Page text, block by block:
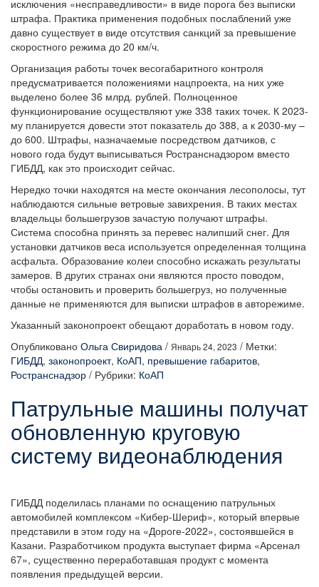
исключения «несправедливости» в виде порога без выписки
штрафа. Практика применения подобных послаблений уже
давно существует в виде отсутствия санкций за превышение
скоростного режима до 20 км/ч.
Организация работы точек весогабаритного контроля
предусматривается положениями нацпроекта, на них уже
выделено более 36 млрд. рублей. Полноценное
функционирование осуществляют уже 338 таких точек. К 2023-
му планируется довести этот показатель до 388, а к 2030-му –
до 600. Штрафы, назначаемые посредством датчиков, с
нового года будут выписываться Ространснадзором вместо
ГИБДД, как это происходит сейчас.
Нередко точки находятся на месте окончания лесополосы, тут
наблюдаются сильные ветровые завихрения. В таких местах
владельцы большегрузов зачастую получают штрафы.
Система способна принять за перевес налипший снег. Для
установки датчиков веса используется определенная толщина
асфальта. Образование колеи способно искажать результаты
замеров. В других странах они являются просто поводом,
чтобы остановить и проверить большегруз, но полученные
данные не применяются для выписки штрафов в авторежиме.
Указанный законопроект обещают доработать в новом году.
Опубликовано Ольга Свиридова / Январь 24, 2023 / Метки:
ГИБДД, законопроект, КоАП, превышение габаритов,
Ространснадзор / Рубрики: КоАП
Патрульные машины получат
обновленную круговую
систему видеонаблюдения
ГИБДД поделилась планами по оснащению патрульных
автомобилей комплексом «Кибер-Шериф», который впервые
представили в этом году на «Дороге-2022», состоявшейся в
Казани. Разработчиком продукта выступает фирма «Арсенал
67», существенно переработавшая продукт с момента
появления предыдущей версии.